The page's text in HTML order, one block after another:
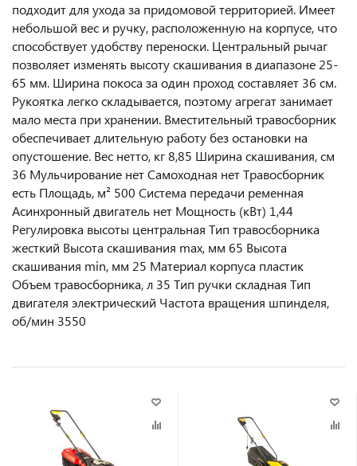
подходит для ухода за придомовой территорией. Имеет
небольшой вес и ручку, расположенную на корпусе, что
способствует удобству переноски. Центральный рычаг
позволяет изменять высоту скашивания в диапазоне 25-
65 мм. Ширина покоса за один проход составляет 36 см.
Рукоятка легко складывается, поэтому агрегат занимает
мало места при хранении. Вместительный травосборник
обеспечивает длительную работу без остановки на
опустошение. Вес нетто, кг 8,85 Ширина скашивания, см
36 Мульчирование нет Самоходная нет Травосборник
есть Площадь, м² 500 Система передачи ременная
Асинхронный двигатель нет Мощность (кВт) 1,44
Регулировка высоты центральная Тип травосборника
жесткий Высота скашивания max, мм 65 Высота
скашивания min, мм 25 Материал корпуса пластик
Объем травосборника, л 35 Тип ручки складная Тип
двигателя электрический Частота вращения шпинделя,
об/мин 3550